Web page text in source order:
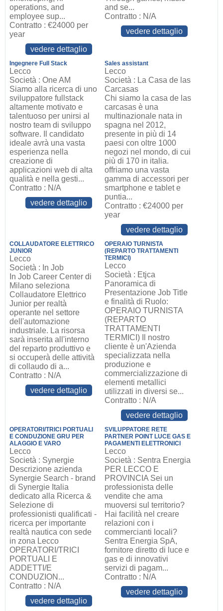
operations, and
employee sup...
Contratto : €24000 per
year
vedere dettaglio
and se...
Contratto : N/A
vedere dettaglio
Ingegnere Full Stack
Lecco
Società : One AM
Siamo alla ricerca di uno
sviluppatore fullstack
altamente motivato e
talentuoso per unirsi al
nostro team di sviluppo
software. Il candidato
ideale avrà una vasta
esperienza nella
creazione di
applicazioni web di alta
qualità e nella gesti...
Contratto : N/A
vedere dettaglio
Sales assistant
Lecco
Società : La Casa de las
Carcasas
Chi siamo la casa de las
carcasas è una
multinazionale nata in
spagna nel 2012,
presente in più di 14
paesi con oltre 1000
negozi nel mondo, di cui
più di 170 in italia.
offriamo una vasta
gamma di accessori per
smartphone e tablet e
puntia...
Contratto : €24000 per
year
vedere dettaglio
COLLAUDATORE ELETTRICO
JUNIOR
Lecco
Società : In Job
In Job Career Center di
Milano seleziona
Collaudatore Elettrico
Junior per realtà
operante nel settore
dell'automazione
industriale. La risorsa
sarà inserita all'interno
del reparto produttivo e
si occuperà delle attività
di collaudo di a...
Contratto : N/A
vedere dettaglio
OPERAIO TURNISTA
(REPARTO TRATTAMENTI
TERMICI)
Lecco
Società : Etjca
Panoramica di
Presentazione Job Title
e finalità di Ruolo:
OPERAIO TURNISTA
(REPARTO
TRATTAMENTI
TERMICI) Il nostro
cliente è un'Azienda
specializzata nella
produzione e
commercializzazione di
elementi metallici
utilizzati in diversi se...
Contratto : N/A
vedere dettaglio
OPERATORI/TRICI PORTUALI
E CONDUZIONE GRU PER
ALAGGIO E VARO
Lecco
Società : Synergie
Descrizione azienda
Synergie Search - brand
di Synergie Italia
dedicato alla Ricerca &
Selezione di
professionisti qualificati -
ricerca per importante
realtà nautica con sede
in zona Lecco
OPERATORI/TRICI
PORTUALI E
ADDETTI/E
CONDUZION...
Contratto : N/A
vedere dettaglio
SVILUPPATORE RETE
PARTNER POINT LUCE GAS E
PAGAMENTI ELETTRONICI
Lecco
Società : Sentra Energia
PER LECCO E
PROVINCIA Sei un
professionista delle
vendite che ama
muoversi sul territorio?
Hai facilità nel creare
relazioni con i
commercianti locali?
Sentra Energia SpA,
fornitore diretto di luce e
gas e di innovativi
servizi di pagam...
Contratto : N/A
vedere dettaglio